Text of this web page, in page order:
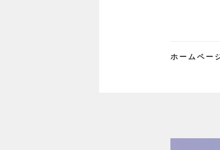
ホームペー